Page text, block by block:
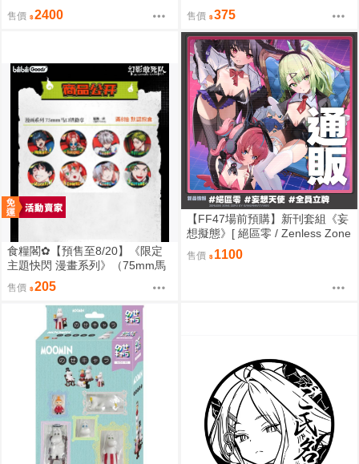
未拆
售價 2400
818
售價 375
食糧閣✿【預售至8/20】《限定
主題快閃 漫畫系列》（75mm馬
口鐵徽章）惡靈剋星／幻影敢死
隊／主題快閃／宍喰野虎落／是
岸遊人／觀崎薰／多聞康太郎／
售價 205
【FF47場前預購】新刊套組《妄
想擬態》[ 絕區零 / Zenless Zone
Zero / 三酸化碳素 / 妄想天使 / 千
夏 / 愛芮 / 南宮羽 / 三小隻 / 夢想
售價 1100